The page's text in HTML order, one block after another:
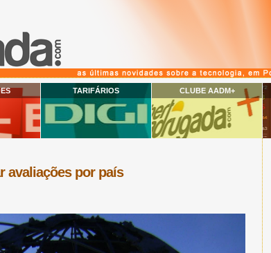
TARIFÁRIOS CLUBE AADM+
avaliações por país